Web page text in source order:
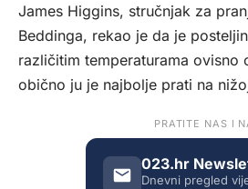
James Higgins, stručnjak za
Beddinga, rekao je da je
različitim temperaturama ovisno
obično ju je najbolje prati na
PRATITE NAS I
023.hr
Dnevni pregled